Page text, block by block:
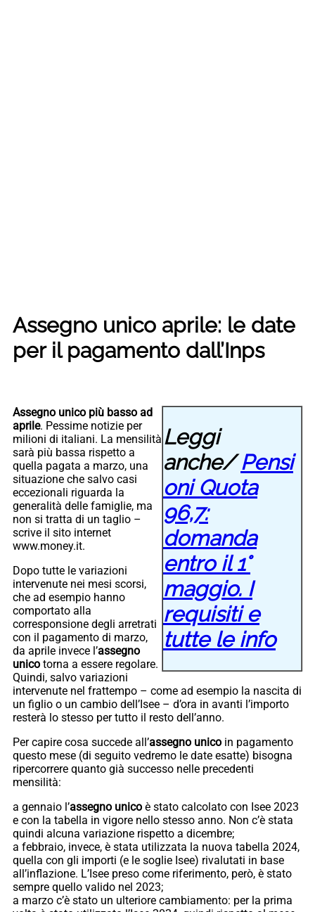
Assegno unico aprile: le date
per il pagamento dall’Inps
Leggi
anche/Pensi
oni Quota
96,7:
domanda
entro il 1°
maggio. I
requisiti e
tutte le info
Assegno unico più basso ad
aprile. Pessime notizie per
milioni di italiani. La mensilità
sarà più bassa rispetto a
quella pagata a marzo, una
situazione che salvo casi
eccezionali riguarda la
generalità delle famiglie, ma
non si tratta di un taglio –
scrive il sito internet
www.money.it.
Dopo tutte le variazioni
intervenute nei mesi scorsi,
che ad esempio hanno
comportato alla
corresponsione degli arretrati
con il pagamento di marzo,
da aprile invece l’assegno
unico torna a essere regolare.
Quindi, salvo variazioni
intervenute nel frattempo – come ad esempio la nascita di
un figlio o un cambio dell’Isee – d’ora in avanti l’importo
resterà lo stesso per tutto il resto dell’anno.
Per capire cosa succede all’assegno unico in pagamento
questo mese (di seguito vedremo le date esatte) bisogna
ripercorrere quanto già successo nelle precedenti
mensilità:
a gennaio l’assegno unico è stato calcolato con Isee 2023
e con la tabella in vigore nello stesso anno. Non c’è stata
quindi alcuna variazione rispetto a dicembre;
a febbraio, invece, è stata utilizzata la nuova tabella 2024,
quella con gli importi (e le soglie Isee) rivalutati in base
all’inflazione. L’Isee preso come riferimento, però, è stato
sempre quello valido nel 2023;
a marzo c’è stato un ulteriore cambiamento: per la prima